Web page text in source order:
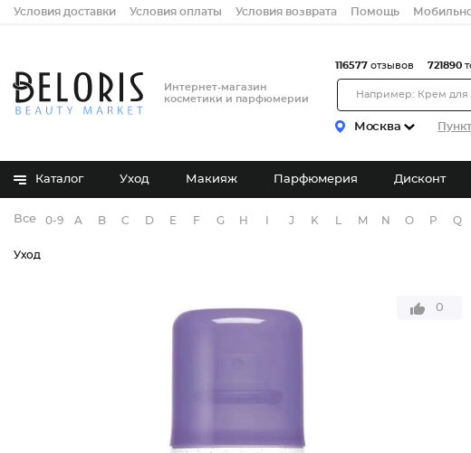
Условия доставки Условия оплаты Условия возврата Помощь
Интернет-магазин
косметики и парфюмерии
Москва
116577 отзывов 721890
Каталог Уход Макияж Парфюмерия Дисконт
Все бренды
0-9 A B C D E F G H J K M N O P Q
Уход
0